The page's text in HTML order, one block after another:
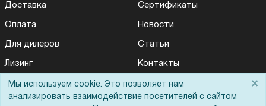
Доставка
Оплата
Для дилеров
Лизинг
Кредитование
Госучреждениям
Сертификаты
Новости
Статьи
Контакты
Демопоказ
Мы используем cookie. Это позволяет нам
анализировать взаимодействие посетителей с сайтом
×